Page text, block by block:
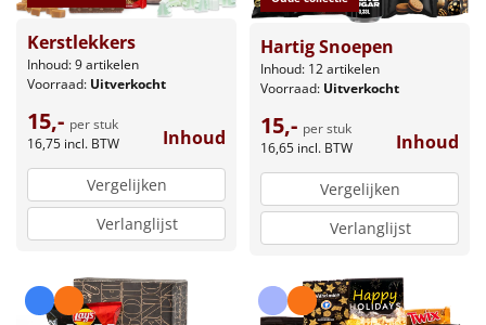
Kerstlekkers
Inhoud: 9 artikelen
Voorraad: Uitverkocht
15,- per stuk
16,75 incl. BTW Inhoud
Vergelijken
Verlanglijst
Hartig Snoepen
Inhoud: 12 artikelen
Voorraad: Uitverkocht
15,- per stuk
16,65 incl. BTW Inhoud
Vergelijken
Verlanglijst